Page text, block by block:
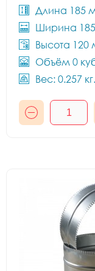
Длина 185
Ширина
Высота
Объём 0
Вес: 0.257 кг.